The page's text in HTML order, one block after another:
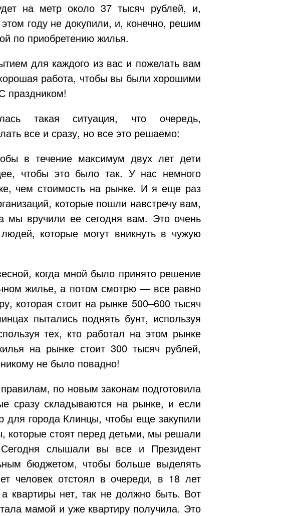
на метр около 37 тысяч рублей, и,
году не докупили, и, конечно, решим
по приобретению жилья.
для каждого из вас и пожелать вам
работа, чтобы вы были хорошими
праздником!
такая ситуация, что очередь,
все и сразу, но все это решаемо:
в течение максимум двух лет дети
чтобы это было так. У нас немного
чем стоимость на рынке. И я еще раз
которые пошли навстречу вам,
мы вручили ее сегодня вам. Это очень
которые могут вникнуть в чужую
когда мной было принято решение
жилье, а потом смотрю — все равно
которая стоит на рынке 500–600 тысяч
пытались поднять бунт, используя
тех, кто работал на этом рынке
на рынке стоит 300 тысяч рублей,
не было повадно!
по новым законам подготовила
сразу складываются на рынке, и если
города Клинцы, чтобы еще закупили
стоят перед детьми, мы решали
слышали вы все и Президент
бюджетом, чтобы больше выделять
человек отстоял в очереди, в 18 лет
квартиры нет, так не должно быть. Вот
мамой и уже квартиру получила. Это